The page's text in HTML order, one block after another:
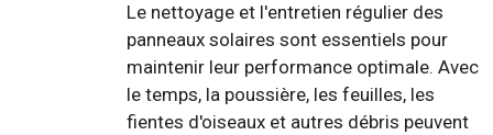
Le nettoyage et l'entretien régulier des
panneaux solaires sont essentiels pour
maintenir leur performance optimale. Avec
le temps, la poussière, les feuilles, les
fientes d'oiseaux et autres débris peuvent